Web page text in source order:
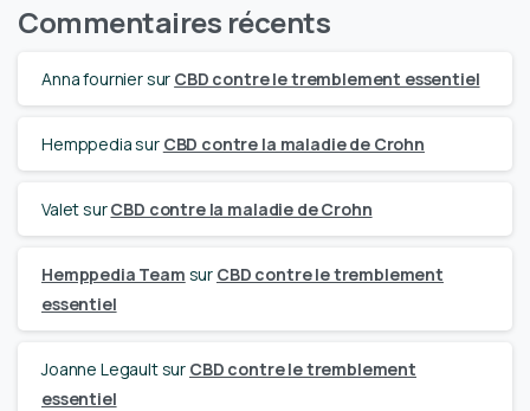
Commentaires récents
Anna fourniersur CBD contre le tremblement essentiel
Hemppediasur CBD contre la maladie de Crohn
ValetsurCBD contre la maladie de Crohn
Hemppedia Team sur CBD contre le tremblement
essentiel
Joanne Legaultsur CBD contre le tremblement
essentiel